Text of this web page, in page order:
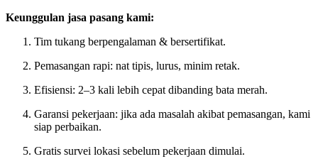
Keunggulan jasa pasang kami:
Tim tukang berpengalaman & bersertifikat.
Pemasangan rapi: nat tipis, lurus, minim retak.
Efisiensi: 2–3 kali lebih cepat dibanding bata merah.
Garansi pekerjaan: jika ada masalah akibat pemasangan, kami
siap perbaikan.
Gratis survei lokasi sebelum pekerjaan dimulai.